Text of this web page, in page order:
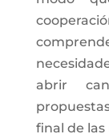
abrir
final de las